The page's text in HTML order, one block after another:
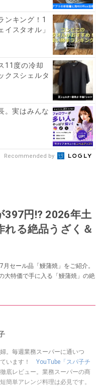
ンキング！1
イスタオル」
11度の冷却
クスシェルタ
。実はみんな
Recommended by
397円!? 2026年土
れる絶品うざく＆
セール品「鰻蒲焼」をご紹介。
大特価で手に入る「鰻蒲焼」の絶
。毎週業務スーパーに通いつ
ています！ YouTube「スパ子チ
底レビュー。業務スーパーの商
簡単アレンジ料理は必見です。